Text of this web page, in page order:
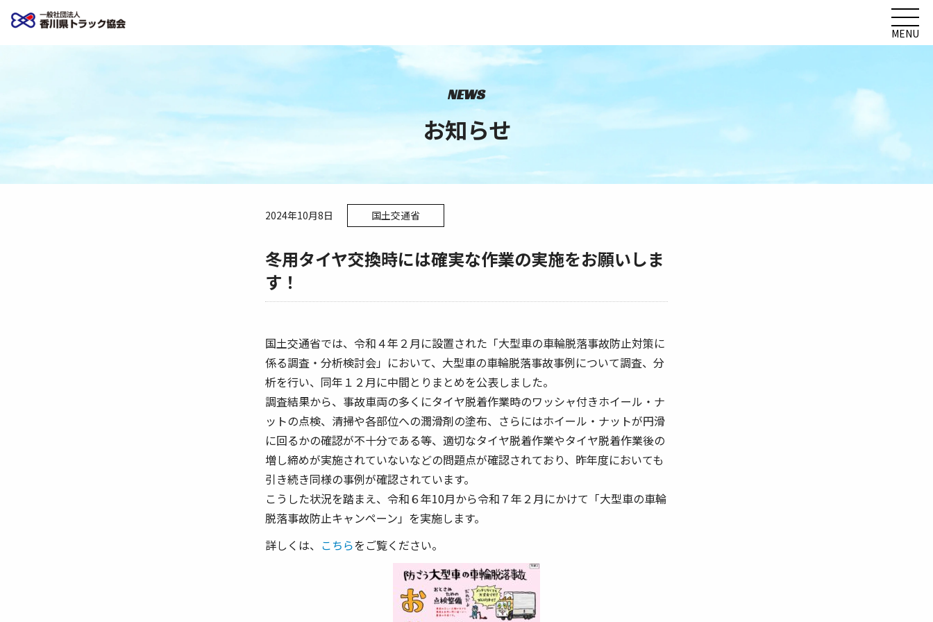
MENU
NEWS
お知らせ
2024年10月8日 国土交通省
冬用タイヤ交換時には確実な作業の実施をお願いしま
す！
国土交通省では、令和４年２月に設置された「大型車の車輪脱落事故防止対策に
係る調査・分析検討会」において、大型車の車輪脱落事故事例について調査、分
析を行い、同年１２月に中間とりまとめを公表しました。
調査結果から、事故車両の多くにタイヤ脱着作業時のワッシャ付きホイール・ナ
ットの点検、清掃や各部位への潤滑剤の塗布、さらにはホイール・ナットが円滑
に回るかの確認が不十分である等、適切なタイヤ脱着作業やタイヤ脱着作業後の
増し締めが実施されていないなどの問題点が確認されており、昨年度においても
引き続き同様の事例が確認されています。
こうした状況を踏まえ、令和６年10月から令和７年２月にかけて「大型車の車輪
脱落事故防止キャンペーン」を実施します。
詳しくは、 こちらをご覧ください。